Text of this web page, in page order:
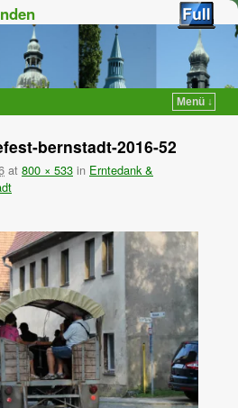
Menü ↓
bernstadt-2016-52
at 800 × 533 in Erntedank &